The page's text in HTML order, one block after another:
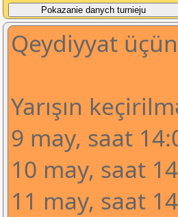
Qeydiyyat
Yarışın
9 may, saat
10 may, saat
11 may, saat